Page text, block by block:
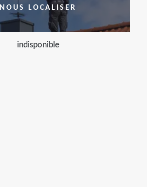
NOUS LOCALISER
indisponible